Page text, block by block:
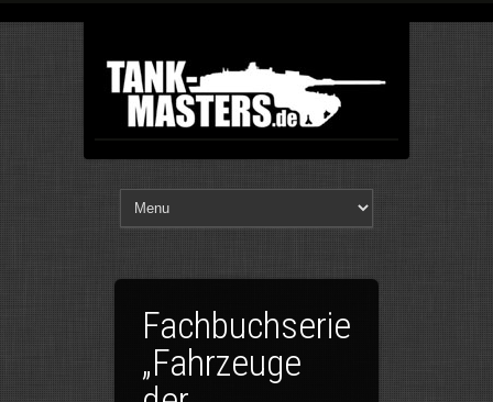
Fachbuchserie
„Fahrzeuge